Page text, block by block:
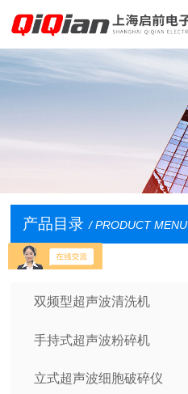
产品目录 / PRODUCT MENU
超声波系列
双频型超声波清洗机
手持式超声波粉碎机
立式超声波细胞破碎仪